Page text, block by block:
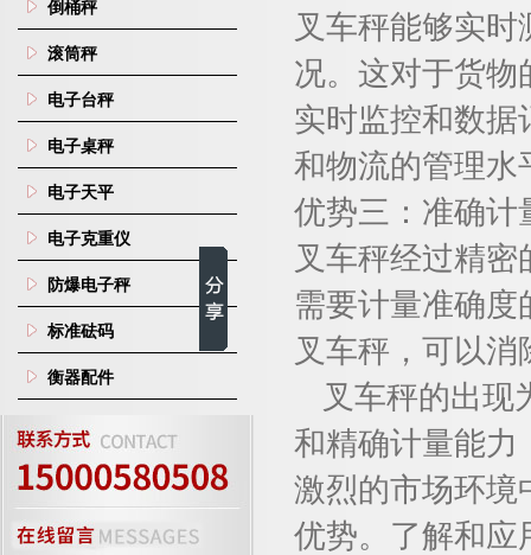
倒桶秤
滚筒秤
电子台秤
电子桌秤
电子天平
电子克重仪
防爆电子秤
标准砝码
衡器配件
叉车秤能够实
况。这对于货物
实时监控和数据
和物流的管理水
优势三：准确计
叉车秤经过精
需要计量准确
叉车秤，可以
叉车秤的出现
和精确计量能力
激烈的市场环境
优势。了解和应